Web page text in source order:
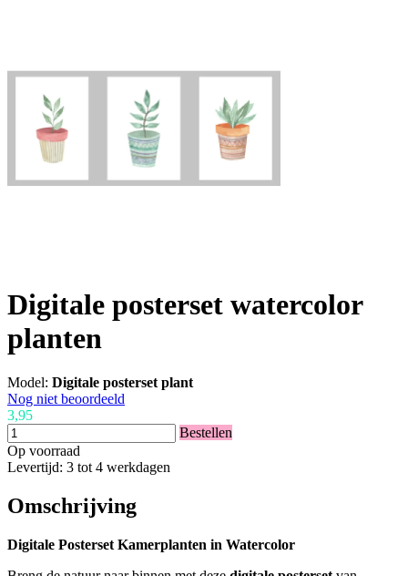
Digitale posterset watercolor
planten
Model: Digitale posterset plant
Nog niet beoordeeld
3,95
Bestellen
Op voorraad
Levertijd: 3 tot 4 werkdagen
Omschrijving
Digitale Posterset Kamerplanten in Watercolor